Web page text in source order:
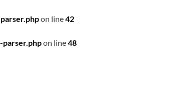
on line42
on line48